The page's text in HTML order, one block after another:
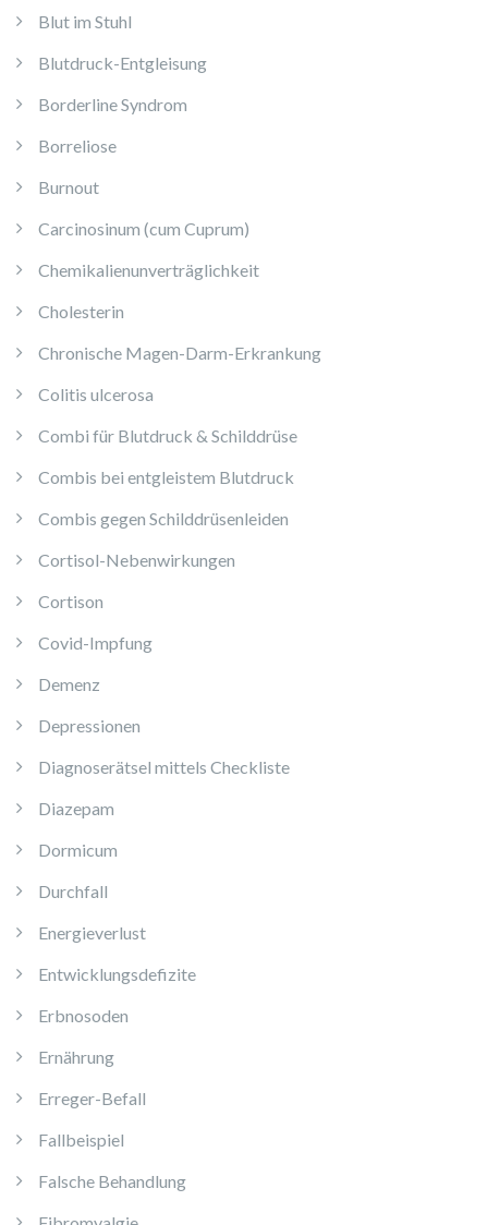
Blut im Stuhl
Blutdruck-Entgleisung
Borderline Syndrom
Borreliose
Burnout
Carcinosinum (cum Cuprum)
Chemikalienunverträglichkeit
Cholesterin
Chronische Magen-Darm-Erkrankung
Colitis ulcerosa
Combi für Blutdruck & Schilddrüse
Combis bei entgleistem Blutdruck
Combis gegen Schilddrüsenleiden
Cortisol-Nebenwirkungen
Cortison
Covid-Impfung
Demenz
Depressionen
Diagnoserätsel mittels Checkliste
Diazepam
Dormicum
Durchfall
Energieverlust
Entwicklungsdefizite
Erbnosoden
Ernährung
Erreger-Befall
Fallbeispiel
Falsche Behandlung